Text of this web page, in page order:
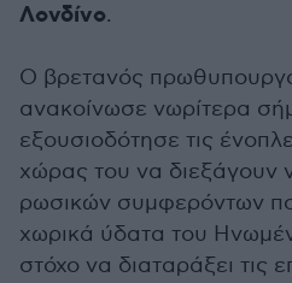
Λονδίνο.
Ο βρετανός
ανακοίνωσε νωρίτερα
εξουσιοδότησε τις
χώρας του να διεξάγουν
ρωσικών συμφερόντων
χωρικά ύδατα του
στόχο να διαταράξει τις